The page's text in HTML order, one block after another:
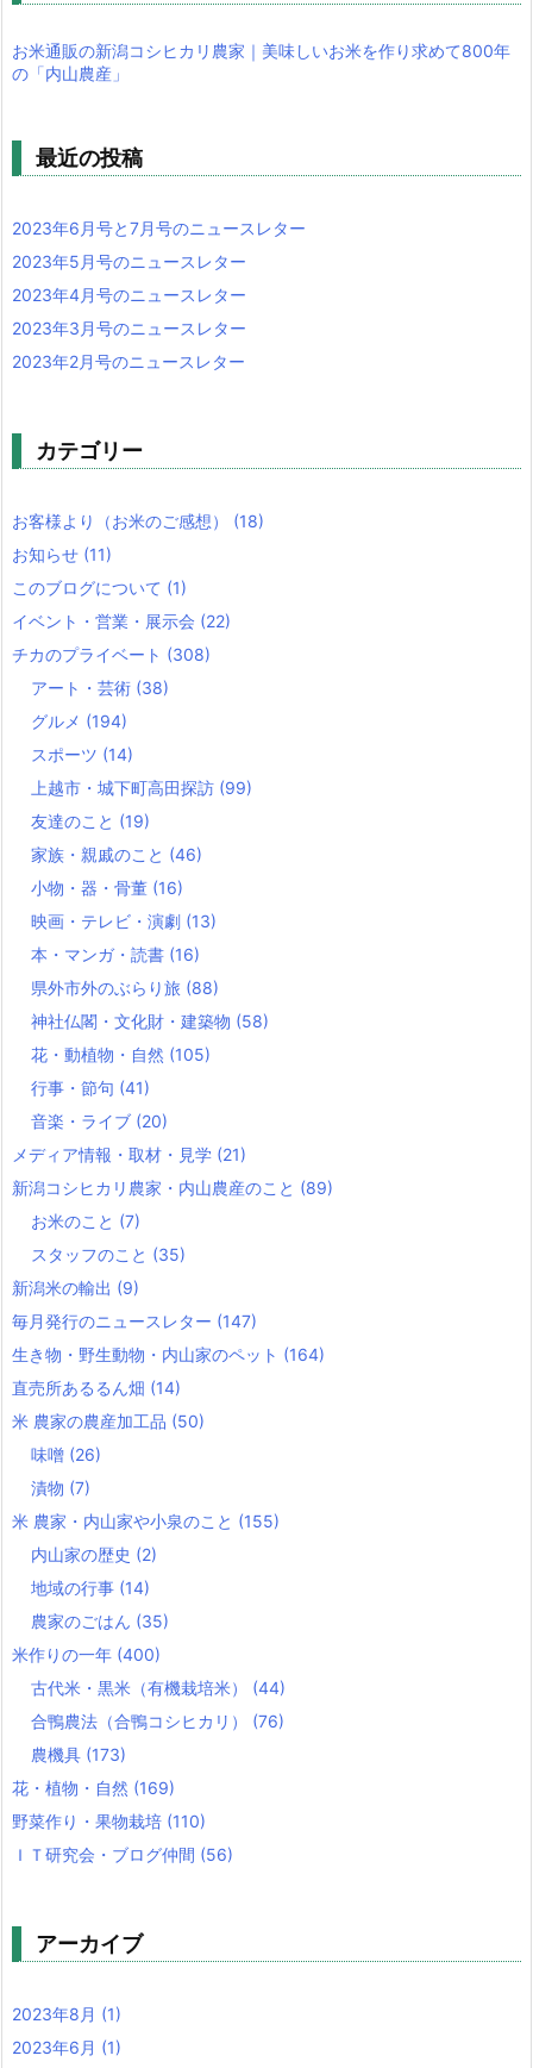
お米通販の新潟コシヒカリ農家｜美味しいお米を作り求めて800年
の「内山農産」
最近の投稿
2023年6月号と7月号のニュースレター
2023年5月号のニュースレター
2023年4月号のニュースレター
2023年3月号のニュースレター
2023年2月号のニュースレター
カテゴリー
お客様より（お米のご感想） (18)
お知らせ (11)
このブログについて (1)
イベント・営業・展示会 (22)
チカのプライベート (308)
アート・芸術 (38)
グルメ (194)
スポーツ (14)
上越市・城下町高田探訪 (99)
友達のこと (19)
家族・親戚のこと (46)
小物・器・骨董 (16)
映画・テレビ・演劇 (13)
本・マンガ・読書 (16)
県外市外のぶらり旅 (88)
神社仏閣・文化財・建築物 (58)
花・動植物・自然 (105)
行事・節句 (41)
音楽・ライブ (20)
メディア情報・取材・見学 (21)
新潟コシヒカリ農家・内山農産のこと (89)
お米のこと (7)
スタッフのこと (35)
新潟米の輸出 (9)
毎月発行のニュースレター (147)
生き物・野生動物・内山家のペット (164)
直売所あるるん畑 (14)
米 農家の農産加工品 (50)
味噌 (26)
漬物 (7)
米 農家・内山家や小泉のこと (155)
内山家の歴史 (2)
地域の行事 (14)
農家のごはん (35)
米作りの一年 (400)
古代米・黒米（有機栽培米） (44)
合鴨農法（合鴨コシヒカリ） (76)
農機具 (173)
花・植物・自然 (169)
野菜作り・果物栽培 (110)
ＩＴ研究会・ブログ仲間 (56)
アーカイブ
2023年8月 (1)
2023年6月 (1)